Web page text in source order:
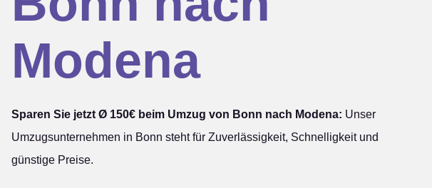
Modena
Sparen Sie jetzt Ø 150€ beim Umzug von Bonn nach Modena: Unser
Umzugsunternehmen in Bonn steht für Zuverlässigkeit, Schnelligkeit und
günstige Preise.